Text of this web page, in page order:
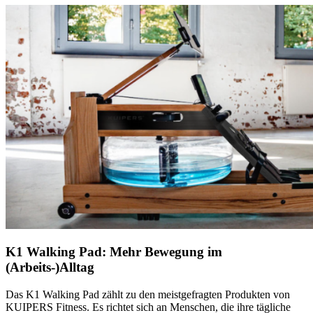
K1 Walking Pad: Mehr Bewegung im
(Arbeits-)Alltag
Das K1 Walking Pad zählt zu den meistgefragten Produkten von
KUIPERS Fitness. Es richtet sich an Menschen, die ihre tägliche